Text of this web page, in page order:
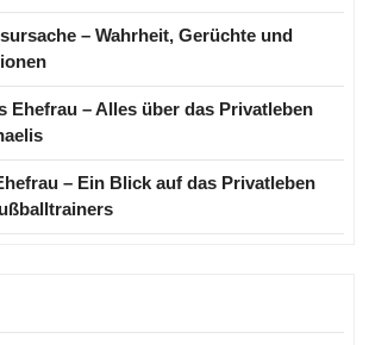
– Wahrheit, Gerüchte und
Ehefrau – Alles über das Privatleben
– Ein Blick auf das Privatleben